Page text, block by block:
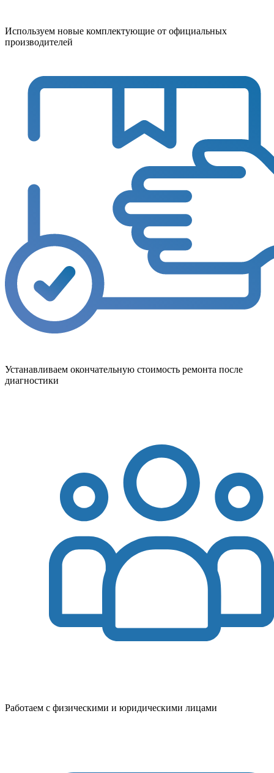
Используем новые комплектующие от официальных
производителей
Устанавливаем окончательную стоимость ремонта после
диагностики
Работаем с физическими и юридическими лицами